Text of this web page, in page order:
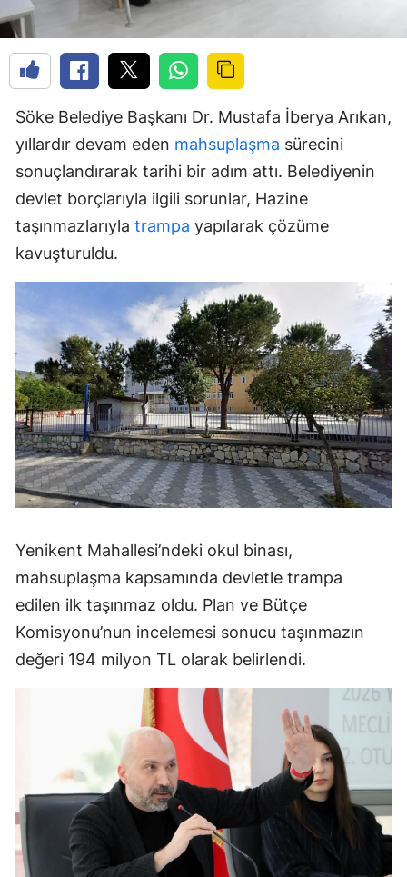
Söke Belediye Başkanı Dr. Mustafa İberya Arıkan,
yıllardır devam eden mahsuplaşma sürecini
sonuçlandırarak tarihi bir adım attı. Belediyenin
devlet borçlarıyla ilgili sorunlar, Hazine
taşınmazlarıyla trampa yapılarak çözüme
kavuşturuldu.
Yenikent Mahallesi’ndeki okul binası,
mahsuplaşma kapsamında devletle trampa
edilen ilk taşınmaz oldu. Plan ve Bütçe
Komisyonu’nun incelemesi sonucu taşınmazın
değeri 194 milyon TL olarak belirlendi.